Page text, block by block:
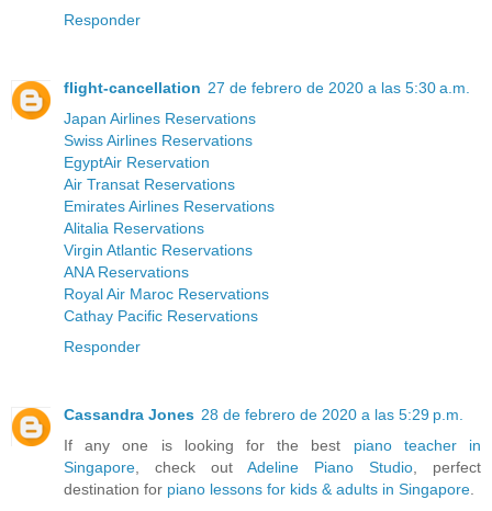
Responder
flight-cancellation 27 de febrero de 2020 a las 5:30 a.m.
Japan Airlines Reservations
Swiss Airlines Reservations
EgyptAir Reservation
Air Transat Reservations
Emirates Airlines Reservations
Alitalia Reservations
Virgin Atlantic Reservations
ANA Reservations
Royal Air Maroc Reservations
Cathay Pacific Reservations
Responder
Cassandra Jones 28 de febrero de 2020 a las 5:29 p.m.
If any one is looking for the best piano teacher in
Singapore, check out Adeline Piano Studio, perfect
destination for piano lessons for kids & adults in Singapore.